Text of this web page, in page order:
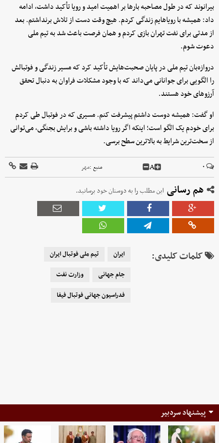
بیرانوند که در طول مصاحبه بارها بر اهمیت امید و رویا تأکید داشت، ادامه
داد: همیشه با رویاهایم زندگی کردم. هیچ وقت دست از تلاش برنداشتم. بعد
از مدتی برای نفت تهران بازی کردم و همان فرصت باعث شد به تیم ملی
دعوت شوم.
دروازه‌بان تیم ملی در پایان صحبت‌هایش تأکید کرد که مسیر زندگی و فوتبالش
را الگویی برای جوانانی می‌داند که با وجود مشکلات فراوان به دنبال تحقق
آرزوهای خود هستند.
او گفت: همیشه دوست داشتم پیشرفت کنم. مسیری که در فوتبال طی کردم
برای خودم یک الگو است؛ اینکه اگر رویا داشته باشی و برایش بجنگی، می‌توانی
از سخت‌ترین شرایط به بالاترین سطح برسی.
۰ A منبع :مهر
هم رسانی این مطلب را به دوستان خود برسانید.
کلمات کلیدی: ایران
تیم ملی فوتبال ایران
جام جهانی
وزارت نفت
فدراسیون جهانی فوتبال فیفا
پیشنهاد سردبیر